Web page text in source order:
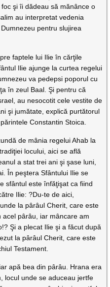
şi îi dădeau să mănânce o
au interpretat vedenia
pentru slujirea
faptele lui Ilie în cărţile
Ilie ajunge la curtea regelui
va pedepsi poporul cu
în zeul Baal. Şi pentru că
au nesocotit cele vestite de
şi jumătate, explică purtătorul
Constantin Stoica.
de mânia regelui Ahab la
locului, aici se află
a stat trei ani şi şase luni,
În peştera Sfântului Ilie se
sfântul este înfăţişat ca fiind
Ilie: ?Du-te de aici,
la pârâul Cherit, care este
pârâu, iar mâncare am
Şi a plecat Ilie şi a făcut după
la pârâul Cherit, care este
Testament.
apă bea din pârâu. Hrana era
locul unde se aduceau jertfe